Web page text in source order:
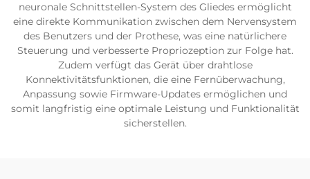
neuronale Schnittstellen-System des Gliedes ermöglicht
eine direkte Kommunikation zwischen dem Nervensystem
des Benutzers und der Prothese, was eine natürlichere
Steuerung und verbesserte Propriozeption zur Folge hat.
Zudem verfügt das Gerät über drahtlose
Konnektivitätsfunktionen, die eine Fernüberwachung,
Anpassung sowie Firmware-Updates ermöglichen und
somit langfristig eine optimale Leistung und Funktionalität
sicherstellen.